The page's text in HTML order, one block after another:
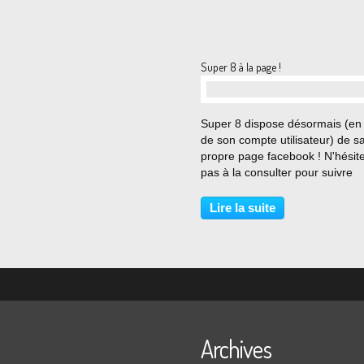
Super 8 à la page !
Super 8 dispose désormais (en
de son compte utilisateur) de sa
propre page facebook !
pas à la consulter pour suivre
audio-visuel du lycée Jacob
en cliquant sur l'image ci-
Lire la suite
Archives